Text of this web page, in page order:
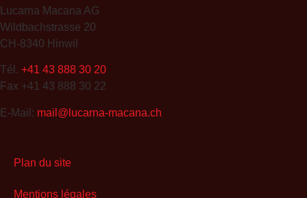
Lucarna Macana AG
Wildbachstrasse 20
CH-8340 Hinwil
Tél. +41 43 888 30 20
Fax +41 43 888 30 22
E-Mail: mail@lucarna-macana.ch
Plan du site
Mentions légales